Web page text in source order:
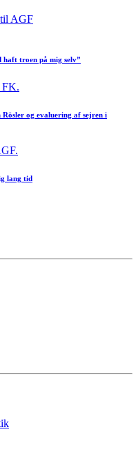
AGF
haft troen på mig selv”
og evaluering af sejren i
lang tid